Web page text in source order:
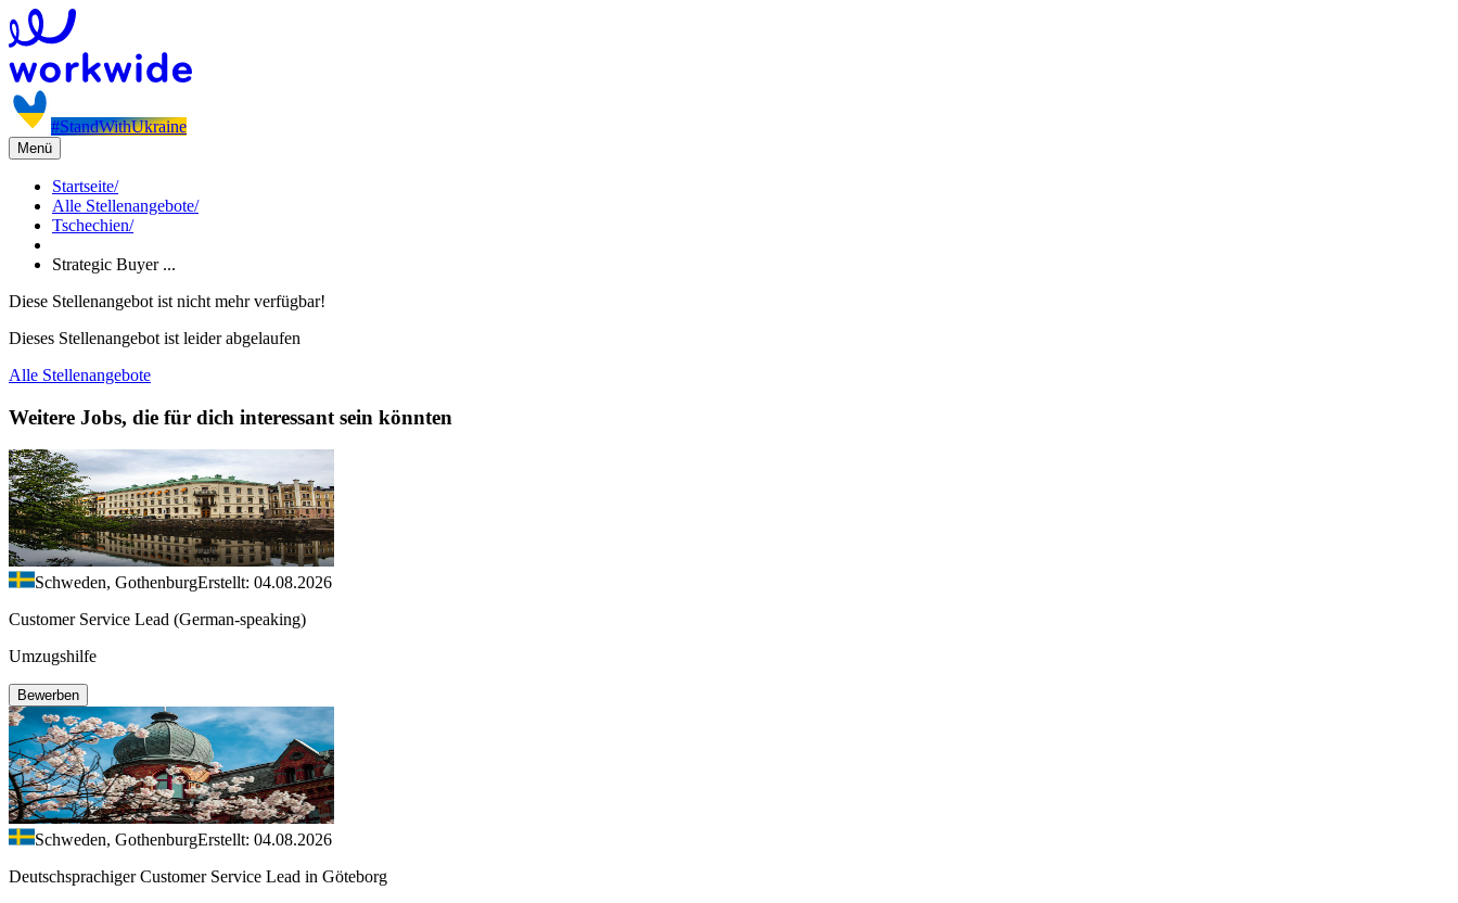
#StandWithUkraine
Menü
Startseite/
Alle Stellenangebote/
Tschechien/
Strategic Buyer ...
Diese Stellenangebot ist nicht mehr verfügbar!
Dieses Stellenangebot ist leider abgelaufen
Alle Stellenangebote
Weitere Jobs, die für dich interessant sein könnten
Schweden, GothenburgErstellt: 04.08.2026
Customer Service Lead (German-speaking)
Umzugshilfe
Bewerben
Schweden, GothenburgErstellt: 04.08.2026
Deutschsprachiger Customer Service Lead in Göteborg